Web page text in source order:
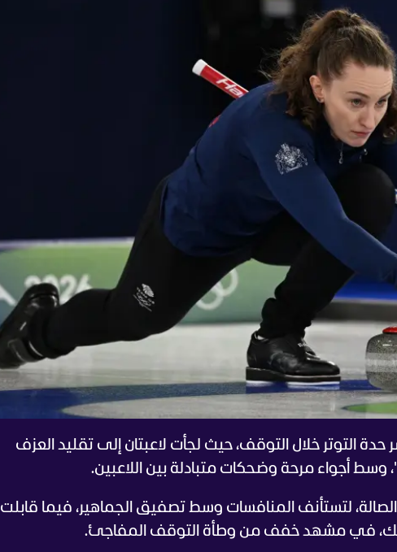
التوتر خلال التوقف، حيث لجأت لاعبتان إلى تقليد العزف
وسط أجواء مرحة وضحكات متبادلة بين اللاعبين.
إلى الصالة، لتستأنف المنافسات وسط تصفيق الجماهير، فيما قابلت
في مشهد خفف من وطأة التوقف المفاجئ.